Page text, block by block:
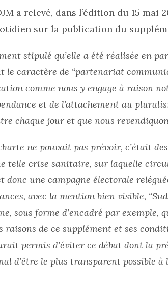
a relevé, dans l’édition du 15 mai
sur la publication du
stipulé qu’elle a été réalisée en
le caractère de “partenariat
comme nous y engage à raison
et de l’attachement au
chaque jour et que nous
ne pouvait pas prévoir, c’était
telle crise sanitaire, sur laquelle
donc une campagne électorale
avec la mention bien visible,
sous forme d’encadré par
raisons de ce supplément et ses
permis d’éviter ce débat dont la
d’être le plus transparent possible à